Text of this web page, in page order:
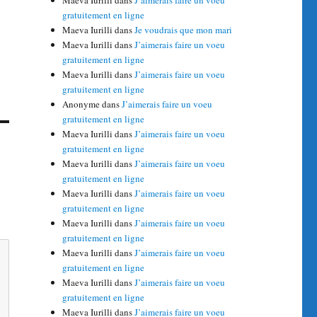
gratuitement en ligne
Maeva Iurilli dansJe voudrais que mon mari
Maeva Iurilli dansJ’aimerais faire un voeu
gratuitement en ligne
Maeva Iurilli dansJ’aimerais faire un voeu
gratuitement en ligne
AnonymedansJ’aimerais faire un voeu
gratuitement en ligne
Maeva Iurilli dansJ’aimerais faire un voeu
gratuitement en ligne
Maeva Iurilli dansJ’aimerais faire un voeu
gratuitement en ligne
Maeva Iurilli dansJ’aimerais faire un voeu
gratuitement en ligne
Maeva Iurilli dansJ’aimerais faire un voeu
gratuitement en ligne
Maeva Iurilli dansJ’aimerais faire un voeu
gratuitement en ligne
Maeva Iurilli dansJ’aimerais faire un voeu
gratuitement en ligne
Maeva Iurilli dansJ’aimerais faire un voeu